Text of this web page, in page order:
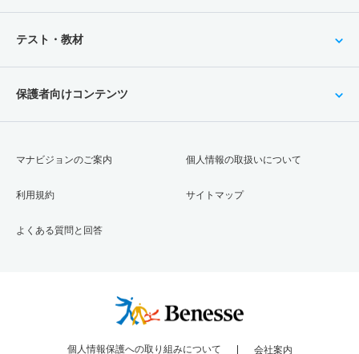
テスト・教材
保護者向けコンテンツ
マナビジョンのご案内
利用規約
よくある質問と回答
個人情報の取扱いについて
サイトマップ
個人情報保護への取り組みについて 会社案内